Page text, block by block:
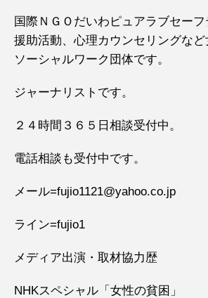
国際ＮＧＯだいわピュアラブセー
援助活動、心理カウンセリングな
ソーシャルワーク団体です。
ジャーナリストです。
２４時間３６５日相談受付中。
電話相談も受付中です。
メール=fujio1121@yahoo.co.jp
ライン=fujio1
メディア出演・取材協力歴
NHKスペシャル「女性の貧困」